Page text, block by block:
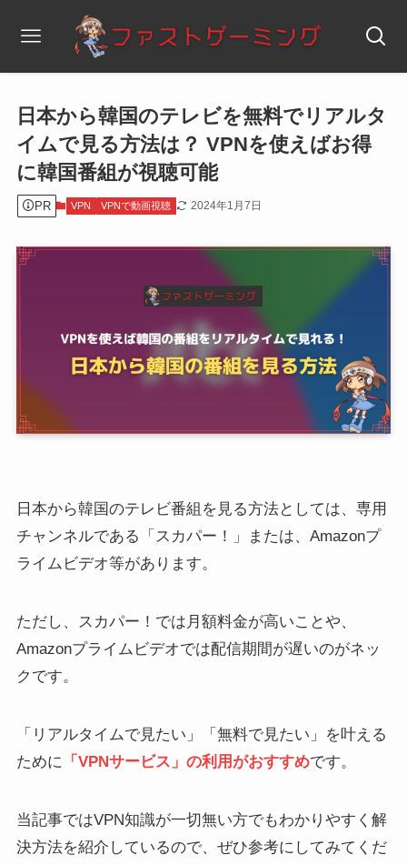
日本から韓国のテレビを無料でリアルタ
イムで見る方法は？ VPNを使えばお得
に韓国番組が視聴可能
PR VPN VPNで動画視聴 2024年1月7日
日本から韓国のテレビ番組を見る方法としては、専用
チャンネルである「スカパー！」または、Amazonプ
ライムビデオ等があります。
ただし、スカパー！では月額料金が高いことや、
Amazonプライムビデオでは配信期間が遅いのがネッ
クです。
「リアルタイムで見たい」「無料で見たい」を叶える
ために 「VPNサービス」の利用がおすすめです。
当記事ではVPN知識が一切無い方でもわかりやすく解
決方法を紹介しているので、ぜひ参考にしてみてくだ